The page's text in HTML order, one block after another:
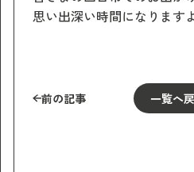
思い出深い時間になります
前の記事 一覧へ